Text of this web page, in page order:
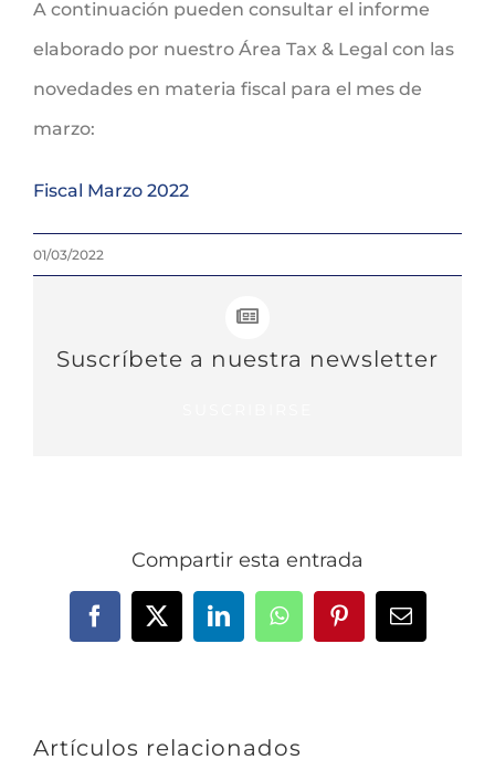
A continuación pueden consultar el informe
elaborado por nuestro Área Tax & Legal con las
novedades en materia fiscal para el mes de
marzo:
Fiscal Marzo 2022
01/03/2022
Suscríbete a nuestra newsletter
Compartir esta entrada
Facebook
X LinkedInWhatsAppPinterestCorreo
Artículos relacionados